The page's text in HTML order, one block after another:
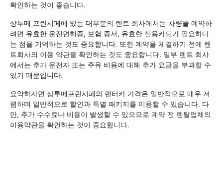
확인하는 것이 좋습니다.
상투메 프린시페에 있는 대부분의 렌트 회사에서는 차량을 예약하
려면 유효한 운전면허증, 보험 증서, 유효한 신용카드가 필요하다
는 점을 기억하는 것도 중요합니다. 또한 계약을 체결하기 전에 렌
트회사의 이용 약관을 확인하는 것도 중요합니다. 일부 렌트 회사
에서는 추가 운전자 또는 주유 비용에 대해 추가 요금을 부과할 수
있기 때문입니다.
요약하자면 상투메프린시페의 렌터카 가격은 일반적으로 매우 저
렴하며 일반적으로 할인과 특별 패키지를 이용할 수 있습니다. 다
만, 추가 수수료나 비용이 발생할 수 있으므로 계약 전 렌탈업체의
이용약관을 확인하는 것이 중요합니다.